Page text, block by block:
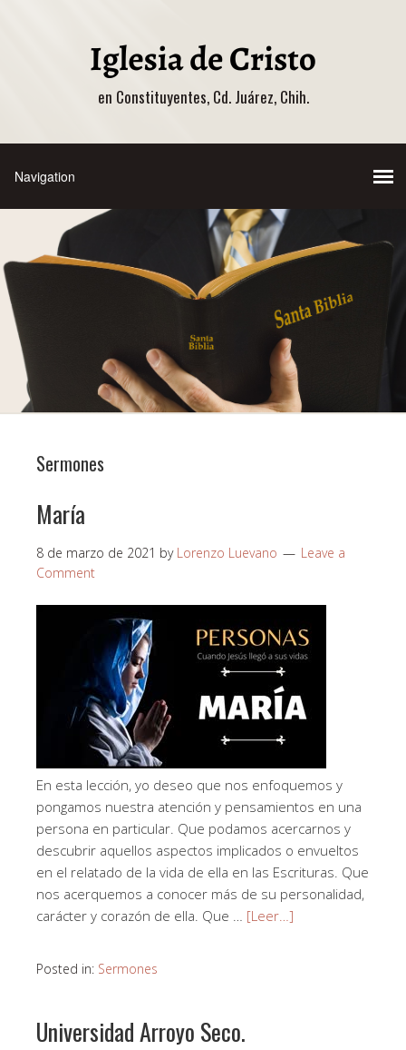
en Constituyentes, Cd. Juárez, Chih.
Sermones
María
8 de marzo de 2021 by Lorenzo Luevano
Leave a
Comment
En esta lección, yo deseo que nos enfoquemos y
pongamos nuestra atención y pensamientos en una
persona en particular. Que podamos acercarnos y
descubrir aquellos aspectos implicados o envueltos
en el relatado de la vida de ella en las Escrituras. Que
nos acerquemos a conocer más de su personalidad,
carácter y corazón de ella. Que … [Leer…]
Posted in: Sermones
Universidad Arroyo Seco.